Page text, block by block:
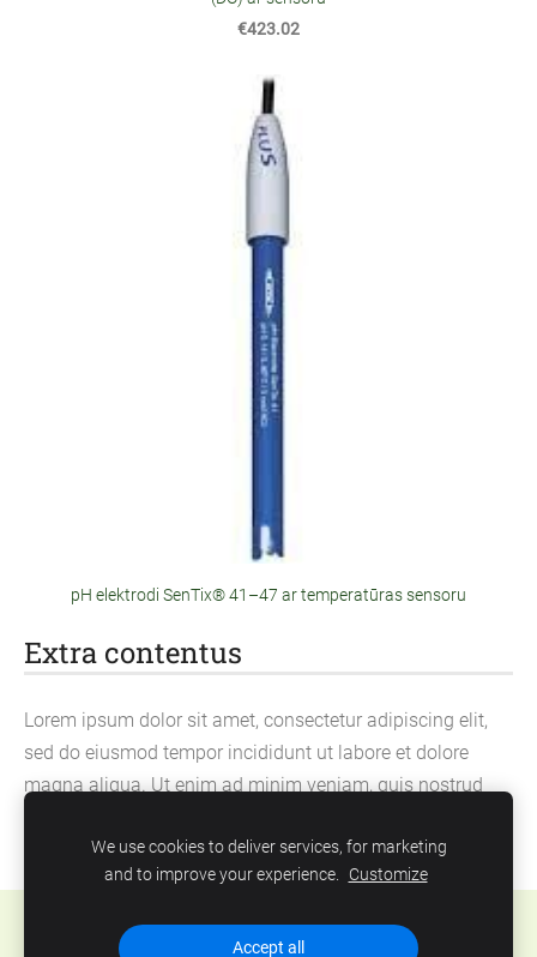
Extra contentus
Lorem ipsum dolor sit amet, consectetur adipiscing elit,
sed do eiusmod tempor incididunt ut labore et dolore
magna aliqua. Ut enim ad minim veniam, quis nostrud
commodo consequat.
€423.02
pH elektrodi SenTix® 41–47 ar temperatūras sensoru
Cookies
We use cookies to deliver services, for marketing
and to improve your experience. Customize
Accept all